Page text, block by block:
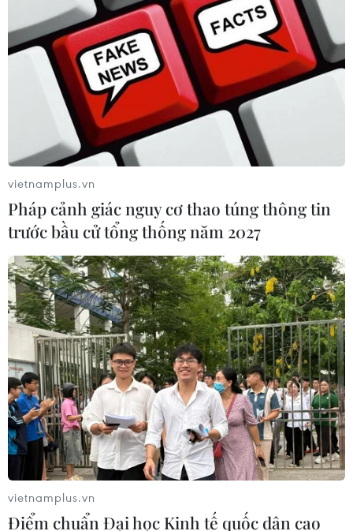
TIN CÙNG CHUYÊN MỤC
Thêm dư địa dòng tiền cho doanh
nghiệp nhỏ và vừa từ chính sách
thuế
09/08/2026 14:15
Những giấc mơ bay cất cánh từ
Vietjet
09/08/2026 09:11
Vietjet được vinh danh “Dấu ấn
vietnamplus.vn
Pháp cảnh giác nguy cơ thao túng thông tin
trước bầu cử tổng thống năm 2027
vietnamplus.vn
Điểm chuẩn Đại học Kinh tế quốc dân cao